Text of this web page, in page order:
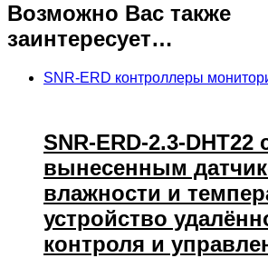
Возможно Вас также
заинтересует…
SNR-ERD контроллеры
SNR-ERD-2.3-DHT22
вынесенным
влажности и
устройство
контроля и